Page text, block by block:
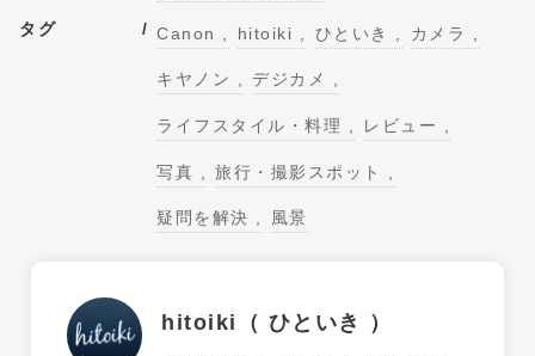
タグ Canon hitoiki ひといき カメラ
キヤノン デジカメ
ライフスタイル・料理 レビュー
写真 旅行・撮影スポット
疑問を解決 風景
hitoiki（ ひといき ）